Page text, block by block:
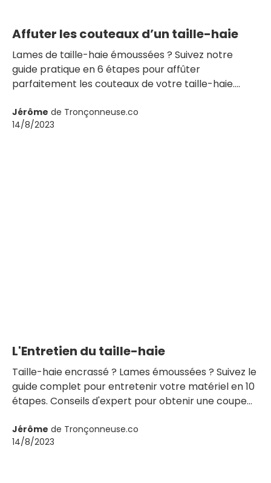
Affuter les couteaux d’un taille-haie
Lames de taille-haie émoussées ? Suivez notre
guide pratique en 6 étapes pour affûter
parfaitement les couteaux de votre taille-haie.
retrouver un tranchant impeccable.
Jérôme de Tronçonneuse.co
14/8/2023
L'Entretien du taille-haie
Taille-haie encrassé ? Lames émoussées ? Suivez le
guide complet pour entretenir votre matériel en 10
étapes. Conseils d'expert pour obtenir une coupe
Jérôme de Tronçonneuse.co
14/8/2023